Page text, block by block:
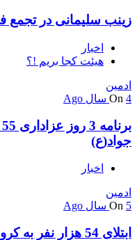
زینب سلیمانی در تجمع
اخبار
هیئت کجا بریم !؟
ادمین
On 4 سال Ago
جواد(ع)
اخبار
ادمین
On 5 سال Ago
ابتلای 54 هزار